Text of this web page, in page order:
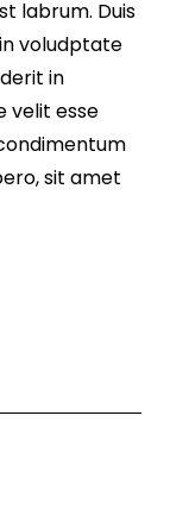
labrum. Duis
voludptate
in
velit esse
sit amet